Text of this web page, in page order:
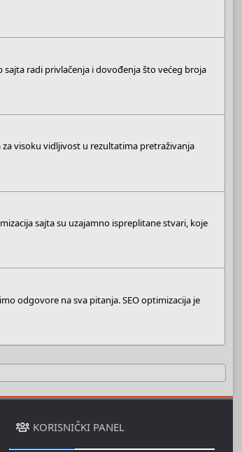
radi privlačenja i dovođenja što većeg broja
za visoku vidljivost u rezultatima pretraživanja
sajta su uzajamno ispreplitane stvari, koje
odgovore na sva pitanja. SEO optimizacija je
KORISNIČKI PANEL